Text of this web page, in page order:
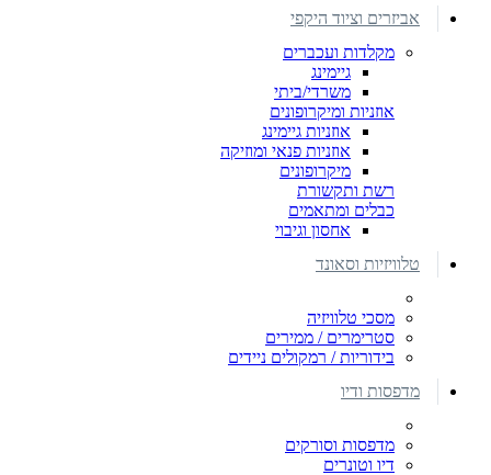
אביזרים וציוד היקפי
מקלדות ועכברים
גיימינג
משרדי/ביתי
אוזניות ומיקרופונים
אוזניות גיימינג
אוזניות פנאי ומוזיקה
מיקרופונים
רשת ותקשורת
כבלים ומתאמים
אחסון וגיבוי
טלוויזיות וסאונד
מסכי טלוויזיה
סטרימרים / ממירים
בידוריות / רמקולים ניידים
מדפסות ודיו
מדפסות וסורקים
דיו וטונרים